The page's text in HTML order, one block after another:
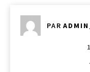
PAR